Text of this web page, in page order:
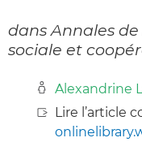
dans Annales
sociale et
Alexandrine
Lire l’article